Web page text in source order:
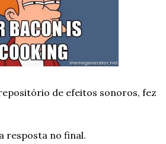
de efeitos sonoros, fez
resposta no final.